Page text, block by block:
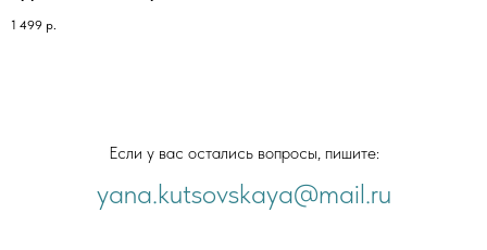
1 499 р.
Если у вас остались вопросы, пишите:
yana.kutsovskaya@mail.ru